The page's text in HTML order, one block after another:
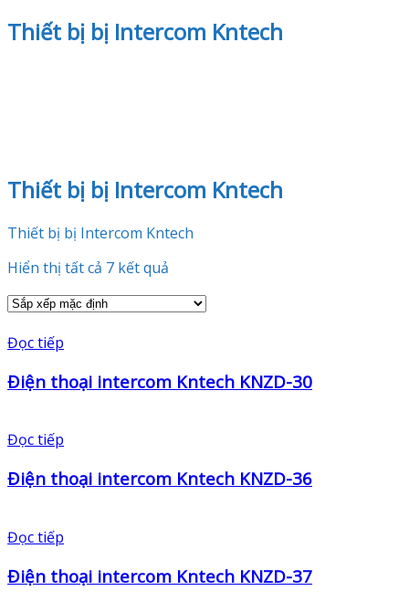
Thiết bị bị Intercom Kntech
Thiết bị bị Intercom Kntech
Thiết bị bị Intercom Kntech
Hiển thị tất cả 7 kết quả
Đọc tiếp
Điện thoại intercom Kntech KNZD-30
Đọc tiếp
Điện thoại intercom Kntech KNZD-36
Đọc tiếp
Điện thoại intercom Kntech KNZD-37